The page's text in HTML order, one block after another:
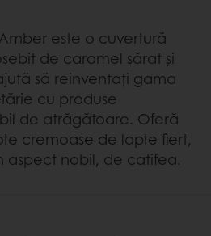
este o cuvertură
de caramel sărat și
să reinventați gama
cu produse
de atrăgătoare. Oferă
cremoase de lapte fiert,
aspect nobil, de catifea.